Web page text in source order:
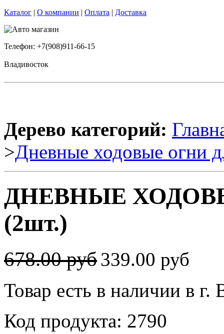
Каталог | О компании | Оплата | Доставка
Телефон: +7(908)911-66-15
Владивосток
Дерево категорий:
>Дневные ходовые огни
ДНЕВНЫЕ
(2шт.)
678.00 руб339.00 руб
Товар есть в наличии в г.
Код продукта: 2790